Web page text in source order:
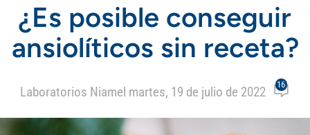
¿Es posible conseguir
ansiolíticos sin receta?
Laboratorios Niamel martes, 19 de julio de 2022 16